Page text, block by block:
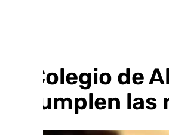
El Colegio de
incumplen